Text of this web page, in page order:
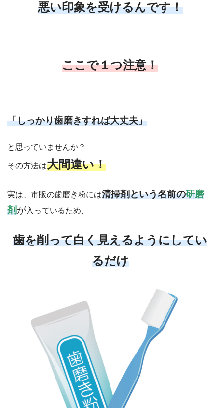
悪い印象を受けるんです！
ここで１つ注意！
「しっかり歯磨きすれば大丈夫」
と思っていませんか？
その方法は大間違い！
実は、市販の歯磨き粉には清掃剤という名前の研磨
剤が入っているため、
歯を削って白く見えるようにしてい
るだけ